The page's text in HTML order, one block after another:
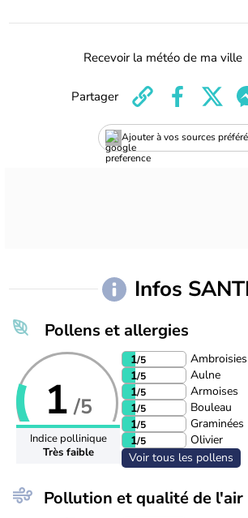
Recevoir la météo de ma ville
Ajouter à vos sources
Partager
Infos
Pollens et allergies
1 /5
Indice pollinique
Très faible
1/5
Ambroisies
1/5
Aulne
1/5
Armoises
1/5
Bouleau
1/5
Graminées
1/5
Olivier
Voir tous les pollens
Pollution et qualité de l'air